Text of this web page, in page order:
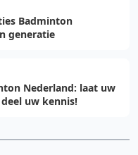
Badminton
generatie
Nederland: laat uw
uw kennis!